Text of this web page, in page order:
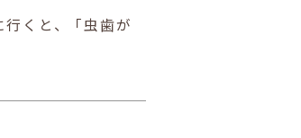
くと、 ｢虫歯が